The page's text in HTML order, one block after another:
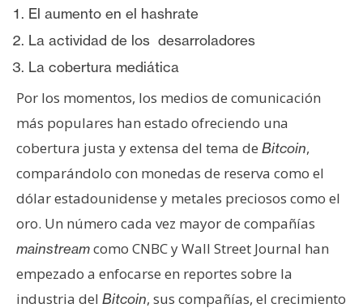
El aumento en el hashrate
La actividad de los desarroladores
La cobertura mediática
Por los momentos, los medios de comunicación
más populares han estado ofreciendo una
cobertura justa y extensa del tema de Bitcoin,
comparándolo con monedas de reserva como el
dólar estadounidense y metales preciosos como el
oro. Un número cada vez mayor de compañías
mainstreamcomo CNBC y Wall Street Journal han
empezado a enfocarse en reportes sobre la
industria del Bitcoin, sus compañías, el crecimiento